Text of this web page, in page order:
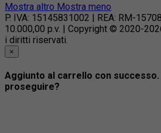
Mostra altro Mostra meno
P. IVA: 15145831002 | REA: RM-
10.000,00 p.v. | Copyright © 2020-
i diritti riservati.
×
Aggiunto al carrello con successo.
proseguire?